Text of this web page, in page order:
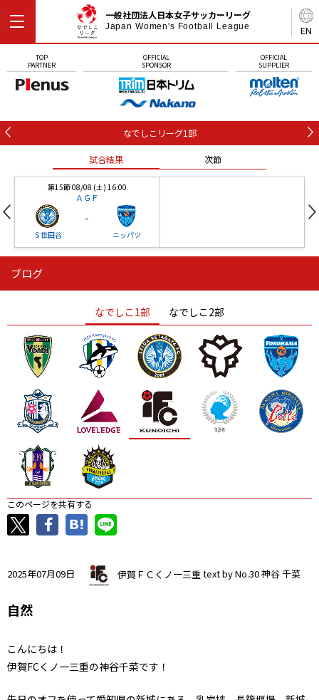
EN
一般社団法人日本女子サッカーリーグ
Japan Women's Football League
TOP
PARTNER
OFFICIAL
SPONSOR
OFFICIAL
SUPPLIER
なでしこリーグ1部
試合結果 次節
第15節 08/08 (土) 16:00
ＡＧＦ
Ｓ世田谷
-
ニッパツ
ニッパツ
ニッパツ 名古屋
石人の星
静岡 愛媛Ｌ
ブログ
なでしこ1部 なでしこ2部
このページを共有する
2025年07月09日 伊賀ＦＣくノ一三重text by No.30 神谷 千菜
自然
こんにちは！
伊賀FCくノ一三重の神谷千菜です！